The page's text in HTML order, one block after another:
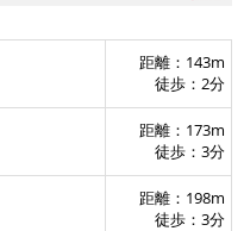
距離：143m
徒歩：2分
距離：173m
徒歩：3分
距離：198m
徒歩：3分